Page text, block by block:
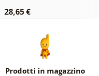
28,65 €
Prodotti in magazzino